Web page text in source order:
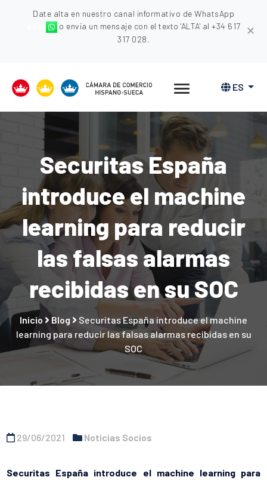
Date alta en nuestro canal informativo de WhatsApp
o envia un mensaje con el texto 'ALTA' al +34 617
317 028.
✕
ES
Securitas España
introduce el machine
learning para reducir
las falsas alarmas
recibidas en su SOC
Inicio Blog
Securitas España introduce el machine
learning para reducir las falsas alarmas recibidas en su
SOC
29/06/2021 Noticias Socios
Securitas España introduce el machine learning para